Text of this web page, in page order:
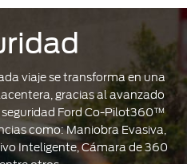
viaje se transforma en una
gracias al avanzado
Ford Co-Pilot360™
como: Maniobra Evasiva,
Inteligente, Cámara de 360